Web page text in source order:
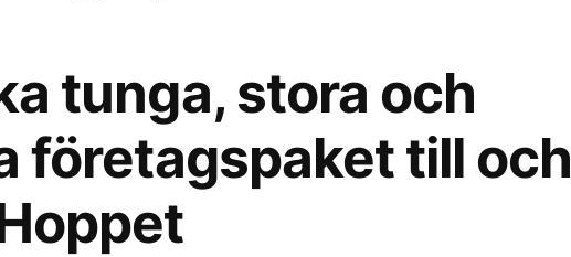
tunga, stora och
företagspaket till och